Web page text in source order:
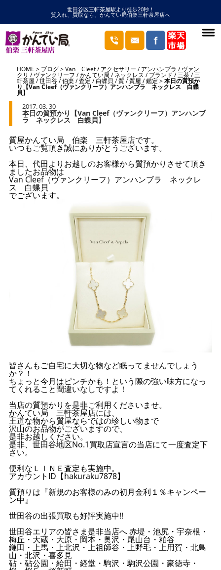
世田谷区三軒茶屋駅より徒歩20秒！
質入れ、買取なら、かんてい局伯楽三軒茶屋店へ
HOME ブログ Van Cleef/アクセサリー /アンハンブラ /ヴァン
クリ /ヴァンクリーフ /かんてい局 /ネックレス /ブランド/三茶/三
軒茶屋/世田谷/伯楽/査定/白蝶貝 /質/質屋 /鑑定 本日の質預か
り【Van Cleef（ヴァンクリーフ）アンハンブラ ネックレス 白蝶
貝】
2017. 03. 30
本日の質預かり【Van Cleef（ヴァンクリーフ）アンハンブ
ラ ネックレス 白蝶貝】
質屋かんてい局 伯楽 三軒茶屋店です。
いつもご覧頂き誠にありがとうございます。
本日、代田よりお越しのお客様から質預かりさせて頂き
ましたお品物は
Van Cleef（ヴァンクリーフ）アンハンブラ ネックレ
ス 白蝶貝
でございます。
皆さんもご自宅に大切な物など眠ってませんでしょう
か？！
ちょっと今月はピンチかも！という際の強い味方になっ
てくれること間違いなしですよ！
当店の質預かりを是非ご利用くださいませ。
かんてい局 三軒茶屋店には、
王道な物から質屋ならではの珍しい物まで
沢山のお品物がございますので、
是非お越しください。
是非、世田谷地区No.1買取店宣言の当店にて一度査定下
さい。
便利なＬＩＮＥ査定も実施中。
アカウントID【hakuraku7878】
質預りは『新規のお客様のみの初月金利１％キャンペー
ン中』
世田谷の出張買取も好評実施中!!
世田谷エリアの皆さま是非当店へ 赤堤・池尻・宇奈根・
梅丘・大蔵・大原・岡本・奥沢・尾山台・粕谷
鎌田・上馬・上北沢・上祖師谷・上野毛・上用賀・北鳥
山・北沢・喜多見
砧・砧公園・給田・経堂・駒沢・駒沢公園・豪徳寺・